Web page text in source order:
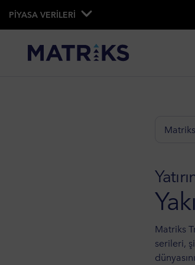
PİYASA VERİLERİ
Matriks
serileri,